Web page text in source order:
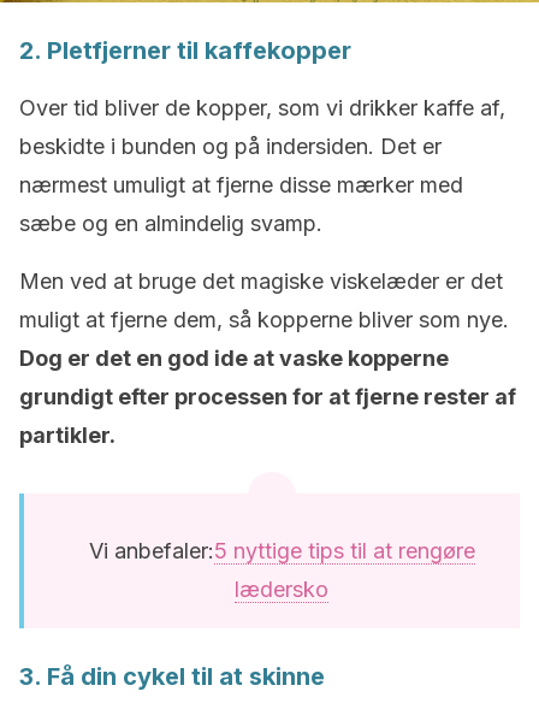
2. Pletfjerner til kaffekopper
Over tid bliver de kopper, som vi drikker kaffe af,
beskidte i bunden og på indersiden. Det er
nærmest umuligt at fjerne disse mærker med
sæbe og en almindelig svamp.
Men ved at bruge det magiske viskelæder er det
muligt at fjerne dem, så kopperne bliver som nye.
Dog er det en god ide at vaske kopperne
grundigt efter processen for at fjerne rester af
partikler.
Vi anbefaler:5 nyttige tips til at rengøre
lædersko
3. Få din cykel til at skinne